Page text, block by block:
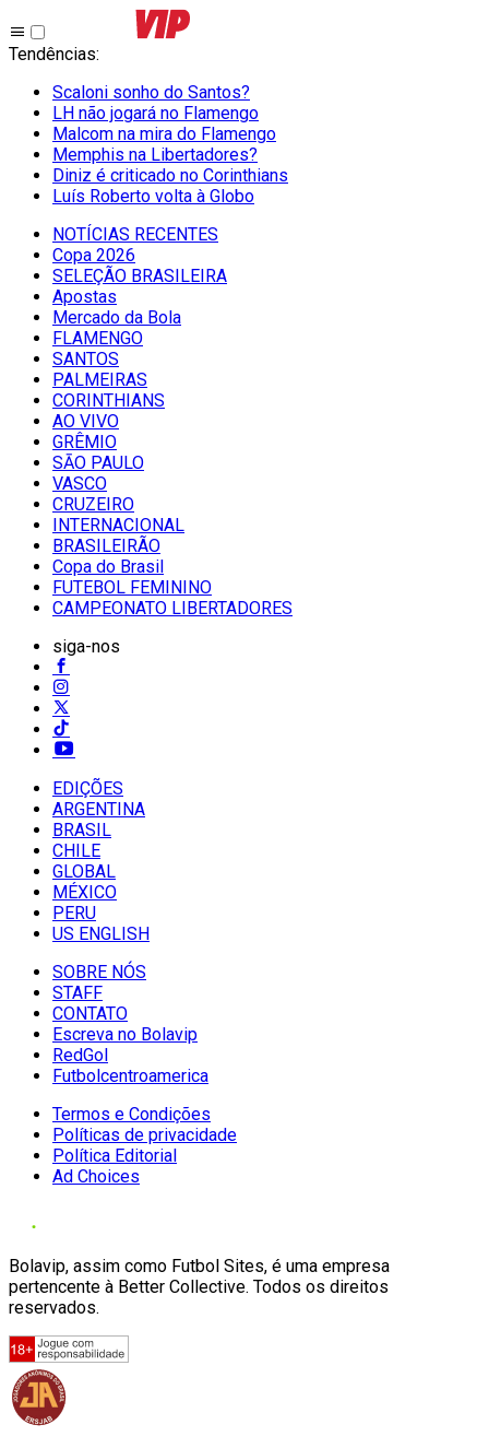
Tendências:
Scaloni sonho do Santos?
LH não jogará no Flamengo
Malcom na mira do Flamengo
Memphis na Libertadores?
Diniz é criticado no Corinthians
Luís Roberto volta à Globo
NOTÍCIAS RECENTES
Copa 2026
SELEÇÃO BRASILEIRA
Apostas
Mercado da Bola
FLAMENGO
SANTOS
PALMEIRAS
CORINTHIANS
AO VIVO
GRÊMIO
SĀO PAULO
VASCO
CRUZEIRO
INTERNACIONAL
BRASILEIRÃO
Copa do Brasil
FUTEBOL FEMININO
CAMPEONATO LIBERTADORES
siga-nos
EDIÇÕES
ARGENTINA
BRASIL
CHILE
GLOBAL
MÉXICO
PERU
US ENGLISH
SOBRE NÓS
STAFF
CONTATO
Escreva no Bolavip
RedGol
Futbolcentroamerica
Termos e Condições
Políticas de privacidade
Política Editorial
Ad Choices
Bolavip, assim como Futbol Sites, é uma empresa
pertencente à Better Collective. Todos os direitos
reservados.